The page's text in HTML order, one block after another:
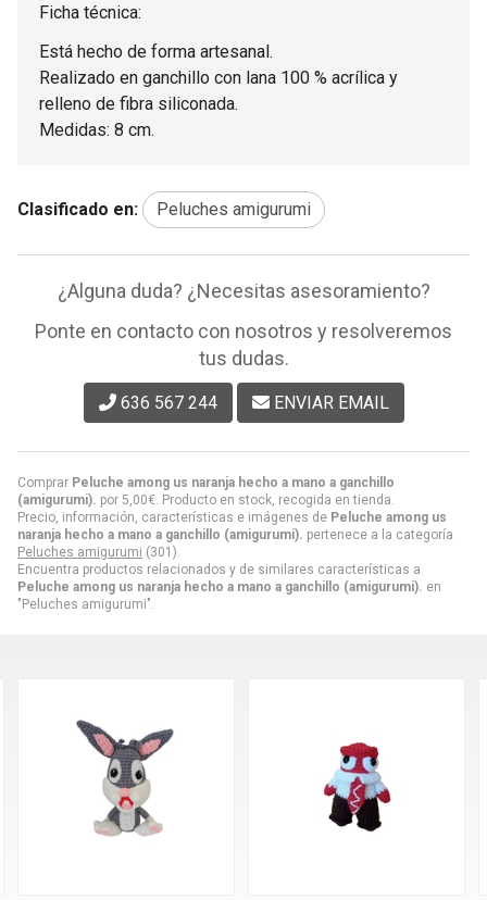
Comprar Peluche among us naranja hecho a mano a ganchillo
(amigurumi). por 5,00€ . Producto en stock, recogida en tienda.
Precio, información, características e imágenes de Peluche among us
naranja hecho a mano a ganchillo (amigurumi). pertenece a la categoría
Peluches amigurumi (301).
Encuentra productos relacionados y de similares características a
Peluche among us naranja hecho a mano a ganchillo (amigurumi). en
"Peluches amigurumi".
Ficha técnica:
Está hecho de forma artesanal.
Realizado en ganchillo con lana 100 % acrílica y
relleno de fibra siliconada.
Medidas: 8 cm.
Clasificado en: Peluches amigurumi
¿Alguna duda? ¿Necesitas asesoramiento?
Ponte en contacto con nosotros y resolveremos
tus dudas.
636 567 244 ENVIAR EMAIL